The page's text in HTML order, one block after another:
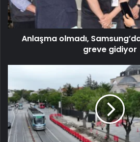
Anlaşma olmadı,
greve gidiyor